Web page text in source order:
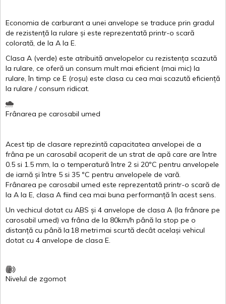
Economia de carburant a unei anvelope se traduce prin gradul
de rezistență la rulare și este reprezentată printr-o scară
colorată, de la A la E.
Clasa A (verde) este atribuită anvelopelor cu rezistența scazută
la rulare, ce oferă un consum mult mai eficient (mai mic) la
rulare,în timp ce E (roșu) este clasa cu cea mai scazută eficiență
la rulare /consum ridicat.
Frânarea pe carosabil umed
Acest tip de clasare reprezintă capacitatea anvelopei de a
frâna pe un carosabil acoperit de un strat de apă care areîntre
0.5 si 1.5 mm, la o temperatură între 2 si 20ºC pentru anvelopele
de iarnă și între 5 si 35 ºC pentru anvelopele de vară.
Frânarea pe carosabil umed este reprezentată printr-o scară de
la A la E, clasa A fiind cea mai buna performanță în acest sens.
Un vechicul dotat cu ABS și 4 anvelope de clasa A (la frânare pe
carosabil umed) va frâna de la 80km/h până la stop pe o
distanță cu până la 18 metrimai scurtă decât același vehicul
dotat cu 4 anvelope de clasa E.
Nivelul de zgomot